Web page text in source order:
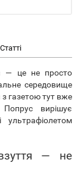
Статті
— це не просто
середовище
з газетою тут вже
вирішує
— не